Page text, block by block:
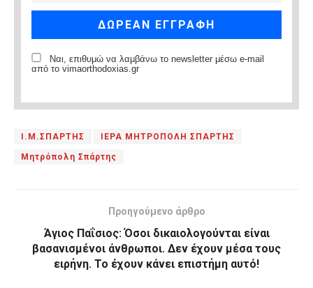
Ναι, επιθυμώ να λαμβάνω το newsletter μέσω e-mail
από το vimaorthodoxias.gr
Ι.Μ.ΣΠΑΡΤΗΣ ΙΕΡΑ ΜΗΤΡΟΠΟΛΗ ΣΠΑΡΤΗΣ
Μητρόπολη Σπάρτης
Προηγούμενο άρθρο
Άγιος Παΐσιος: Όσοι δικαιολογούνται είναι
βασανισμένοι άνθρωποι. Δεν έχουν μέσα τους
ειρήνη. Το έχουν κάνει επιστήμη αυτό!